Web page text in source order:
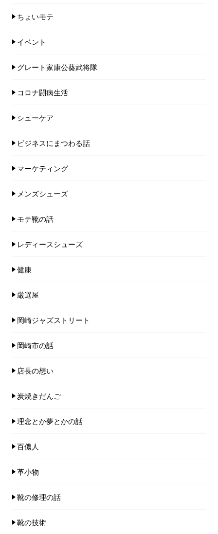
ちょいモテ
イベント
グレート家康公葵武将隊
コロナ闘病生活
シューケア
ビジネスにまつわる話
マーケティング
メンズシューズ
モテ靴の話
レディースシューズ
健康
厳選屋
岡崎ジャズストリート
岡崎市の話
店長の想い
炭焼きだんご
理念とか夢とかの話
百儂人
革小物
靴の修理の話
靴の技術